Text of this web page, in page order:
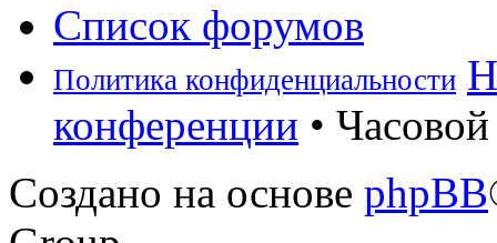
Список форумов
Политика конфиденциальности
конференции •
Создано на основе phpBB